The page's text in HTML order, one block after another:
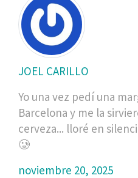
JOEL CARILLO
Yo una vez pedí una
Barcelona y me la
cerveza... lloré en
🥲
noviembre 20, 2025